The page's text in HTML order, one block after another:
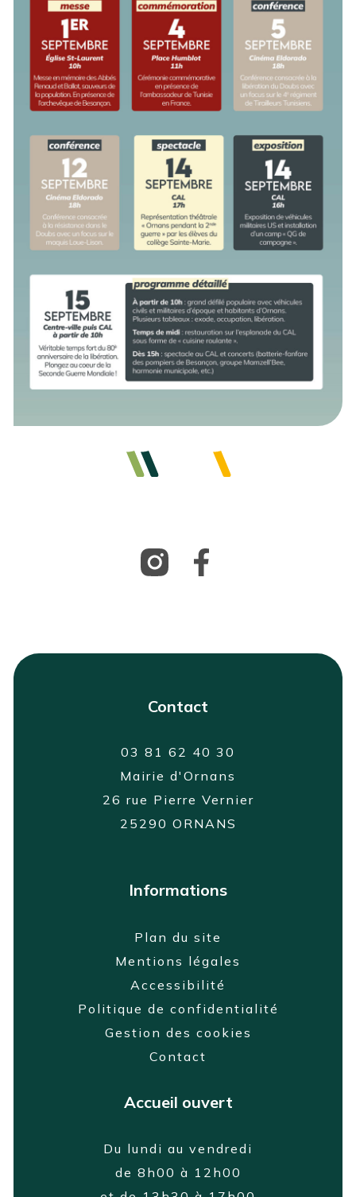
Contact
03 81 62 40 30
Mairie d'Ornans
26 rue Pierre Vernier
25290 ORNANS
Informations
Plan du site
Mentions légales
Accessibilité
Politique de confidentialité
Gestion des cookies
Contact
Accueil ouvert
Du lundi au vendredi
de 8h00 à 12h00